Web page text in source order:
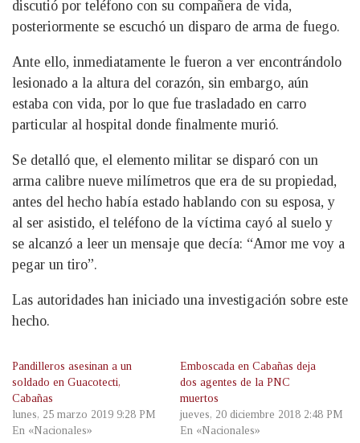
discutió por teléfono con su compañera de vida,
posteriormente se escuchó un disparo de arma de fuego.
Ante ello, inmediatamente le fueron a ver encontrándolo
lesionado a la altura del corazón, sin embargo, aún
estaba con vida, por lo que fue trasladado en carro
particular al hospital donde finalmente murió.
Se detalló que, el elemento militar se disparó con un
arma calibre nueve milímetros que era de su propiedad,
antes del hecho había estado hablando con su esposa, y
al ser asistido, el teléfono de la víctima cayó al suelo y
se alcanzó a leer un mensaje que decía: “Amor me voy a
pegar un tiro”.
Las autoridades han iniciado una investigación sobre este
hecho.
Pandilleros asesinan a un
soldado en Guacotecti,
Cabañas
lunes, 25 marzo 2019 9:28 PM
En «Nacionales»
Emboscada en Cabañas deja
dos agentes de la PNC
muertos
jueves, 20 diciembre 2018 2:48 PM
En «Nacionales»